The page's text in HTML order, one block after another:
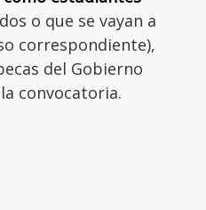
o que se vayan a
correspondiente),
del Gobierno
convocatoria.